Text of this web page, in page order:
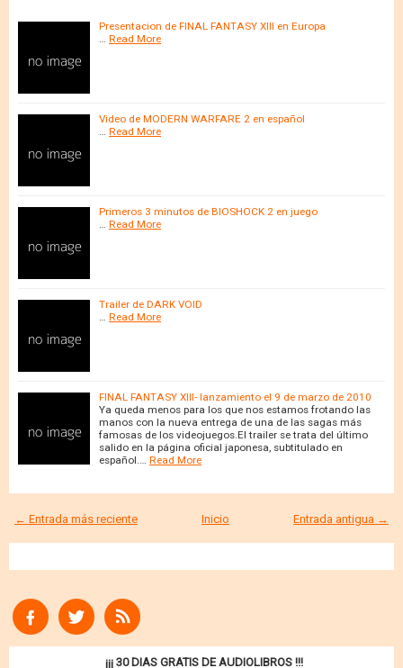
Presentacion de FINAL FANTASY XIII en Europa
… Read More
Video de MODERN WARFARE 2 en español
… Read More
Primeros 3 minutos de BIOSHOCK 2 en juego
… Read More
Trailer de DARK VOID
… Read More
FINAL FANTASY XIII- lanzamiento el 9 de marzo de 2010
Ya queda menos para los que nos estamos frotando las
manos con la nueva entrega de una de las sagas más
famosas de los videojuegos.El trailer se trata del último
salido en la página oficial japonesa, subtitulado en
español.… Read More
← Entrada más reciente Entrada antigua →
Inicio
¡¡¡ 30 DIAS GRATIS DE AUDIOLIBROS !!!